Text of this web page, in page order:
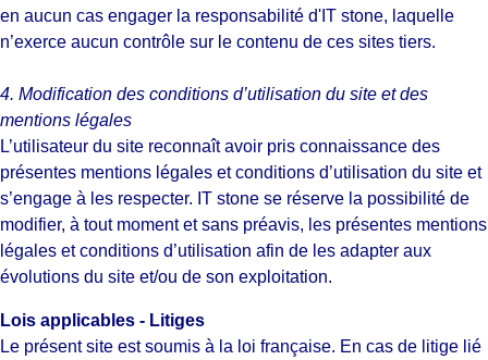
en aucun cas engager la responsabilité d'IT stone, laquelle
n’exerce aucun contrôle sur le contenu de ces sites tiers.
4. Modification des conditions d’utilisation du site et des
mentions légales
L’utilisateur du site reconnaît avoir pris connaissance des
présentes mentions légales et conditions d’utilisation du site et
s’engage à les respecter. IT stone se réserve la possibilité de
modifier, à tout moment et sans préavis, les présentes mentions
légales et conditions d’utilisation afin de les adapter aux
évolutions du site et/ou de son exploitation.
Lois applicables - Litiges
Le présent site est soumis à la loi française. En cas de litige lié